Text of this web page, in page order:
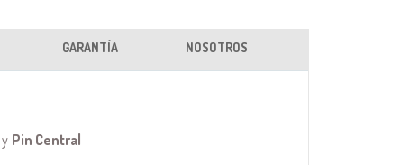
y Pin Central
GARANTÍA NOSOTROS